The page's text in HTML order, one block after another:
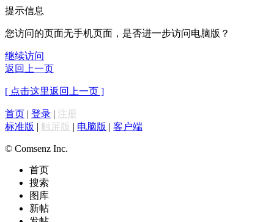
提示信息
您访问的页面无手机页面，是否进一步访问电脑版？
继续访问
返回上一页
[ 点击这里返回上一页 ]
首页 | 登录 | 注册
标准版 | 触屏版 | 电脑版 | 客户端
© Comsenz Inc.
首页
搜索
图库
新帖